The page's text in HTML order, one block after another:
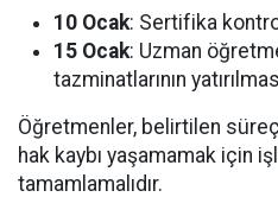
10 Ocak: Sertifika
15 Ocak: Uzman
tazminatlarının
Öğretmenler, belirtilen
hak kaybı yaşamamak için
tamamlamalıdır.